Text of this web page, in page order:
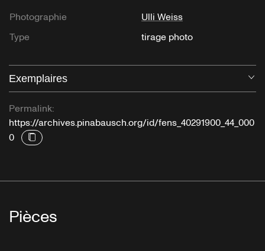
Photographie
Ulli Weiss
Type
tirage photo
Exemplaires
Permalink:
https://archives.pinabausch.org/id/fens_40291900_44_000
0
Pièces